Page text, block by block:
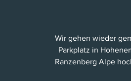
Wir gehen wieder
Parkplatz in
Ranzenberg Alpe